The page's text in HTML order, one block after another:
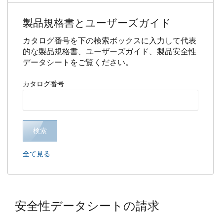
製品規格書とユーザーズガイド
カタログ番号を下の検索ボックスに入力して代表
的な製品規格書、ユーザーズガイド、製品安全性
データシートをご覧ください。
カタログ番号
検索
全て見る
安全性データシートの請求